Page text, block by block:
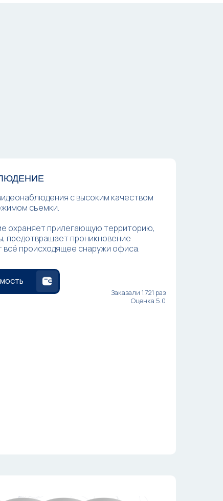
с высоким качеством
съемки.
охраняет прилегающую территорию,
предотвращает проникновение
всё происходящее снаружи офиса.
Заказали 1.721 раз
Оценка 5.0